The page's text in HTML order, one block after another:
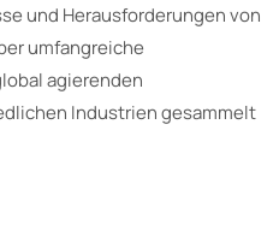
und Herausforderungen von
umfangreiche
agierenden
Industrien gesammelt